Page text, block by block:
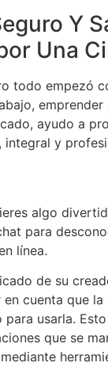
Y
Una
todo empezó
ayudo a
y
algo
para
línea.
de su
en cuenta que
usarla.
que se